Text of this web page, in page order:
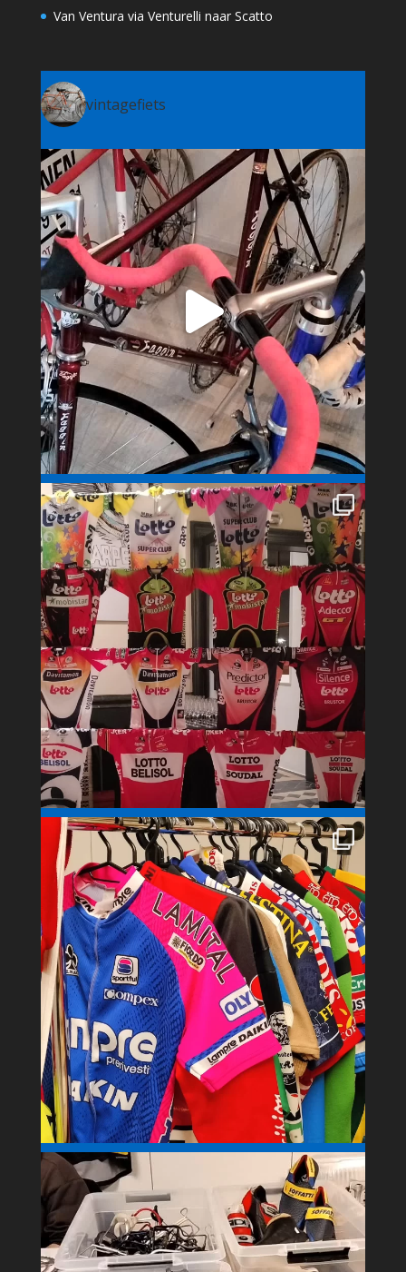
Van Ventura via Venturelli naar Scatto
vintagefiets